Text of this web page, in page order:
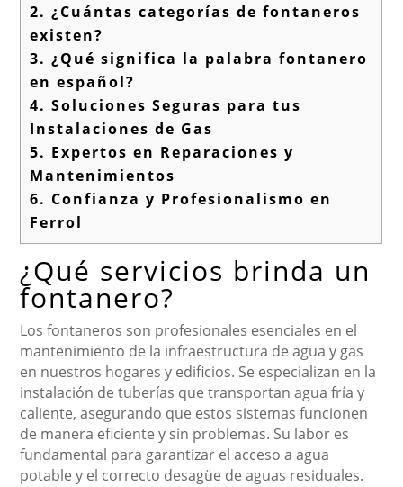
2. ¿Cuántas categorías de fontaneros
existen?
3. ¿Qué significa la palabra fontanero
en español?
4. Soluciones Seguras para tus
Instalaciones de Gas
5. Expertos en Reparaciones y
Mantenimientos
6. Confianza y Profesionalismo en
Ferrol
¿Qué servicios brinda un
fontanero?
Los fontaneros son profesionales esenciales en el
mantenimiento de la infraestructura de agua y gas
en nuestros hogares y edificios. Se especializan en la
instalación de tuberías que transportan agua fría y
caliente, asegurando que estos sistemas funcionen
de manera eficiente y sin problemas. Su labor es
fundamental para garantizar el acceso a agua
potable y el correcto desagüe de aguas residuales.